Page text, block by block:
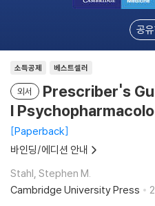
공
소득공제 베스트셀러
외서
Prescriber's
l
Paperback
바인딩/에디션 안내
Stahl, Stephen M.
Cambridge University Press